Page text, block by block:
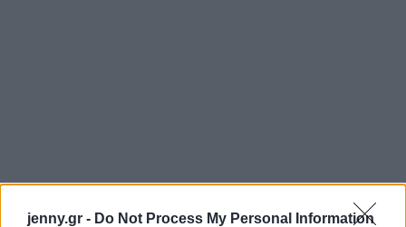
jenny.gr - Do Not Process My Personal Information